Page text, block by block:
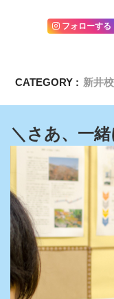
フォローする
CATEGORY : 新井校
＼さあ、一